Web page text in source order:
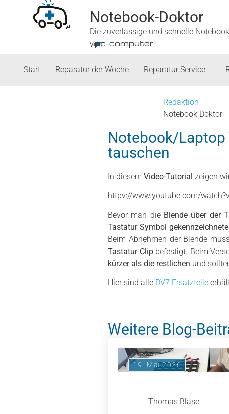
Notebook-Doktor
Die zuverlässige und schnelle
von
■
ipc-computer
Start Reparatur der Woche Reparatur Service
Redaktion
Notebook Doktor
Notebook/Laptop
tauschen
In diesem Video-Tutorial zeigen
httpv://www.youtube.com/
Bevor man die Blende über der
Tastatur Symbol
Beim Abnehmen der Blende
Tastatur Clipbefestigt. Beim
kürzer als die restlichen und
Hier sind alle DV7 Ersatzteile
Weitere Blog-
19. Mai 2026
Thomas Blase